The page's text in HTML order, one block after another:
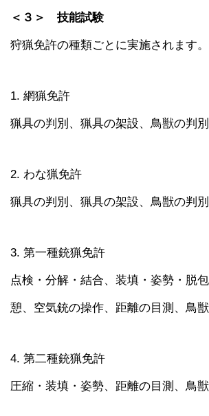
＜３＞ 技能試験
狩猟免許の種類ごとに実施されます。
1. 網猟免許
猟具の判別、猟具の架設、鳥獣の判別
2. わな猟免許
猟具の判別、猟具の架設、鳥獣の判別
3. 第一種銃猟免許
点検・分解・結合、装填・姿勢・脱
憩、空気銃の操作、距離の目測、鳥
4. 第二種銃猟免許
圧縮・装填・姿勢、距離の目測、鳥